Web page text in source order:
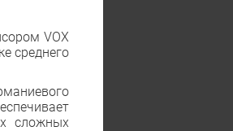
VOX
среднего
сложных